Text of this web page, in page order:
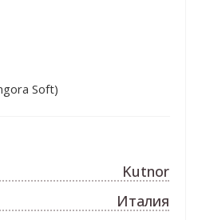
Soft)
Kutnor
Италия